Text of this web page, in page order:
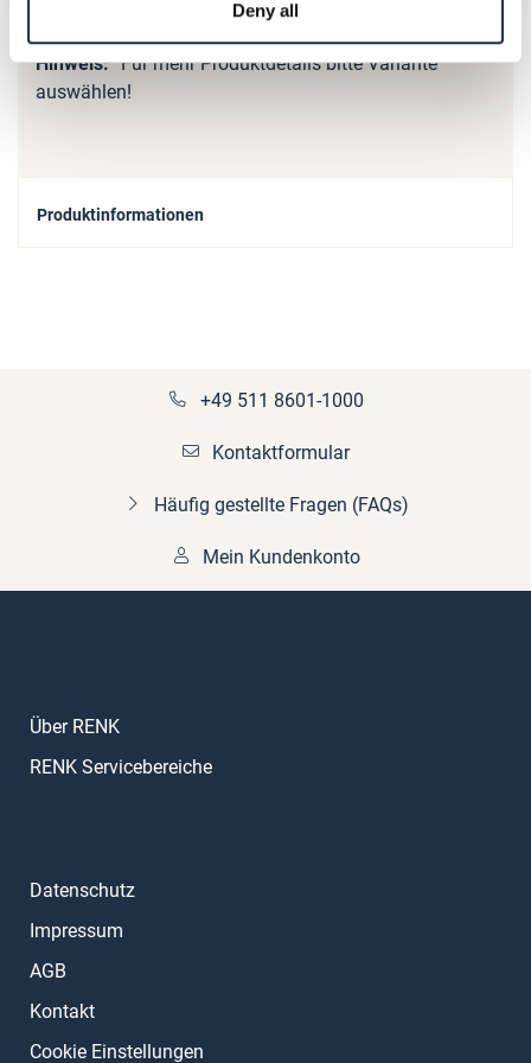
Deny all
Informationen
p_kupplung-SB_spare_parts
Für mehr Produktdetails bitte Variante
auswählen!
Produktinformationen
+49 511 8601-1000
Kontaktformular
Häufig gestellte Fragen (FAQs)
Mein Kundenkonto
Über RENK
RENK Servicebereiche
Datenschutz
Impressum
AGB
Kontakt
Cookie Einstellungen